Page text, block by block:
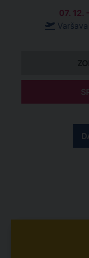
07. 12.
Varšava